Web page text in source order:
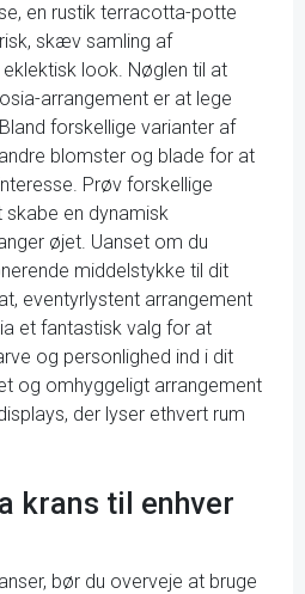
en rustik terracotta-potte
skæv samling af
look. Nøglen til at
arrangement er at lege
forskellige varianter af
blomster og blade for at
Prøv forskellige
en dynamisk
øjet. Uanset om du
middelstykke til dit
eventyrlystent arrangement
et fantastisk valg for at
og personlighed ind i dit
og omhyggeligt arrangement
der lyser ethvert rum
krans til enhver
bør du overveje at bruge